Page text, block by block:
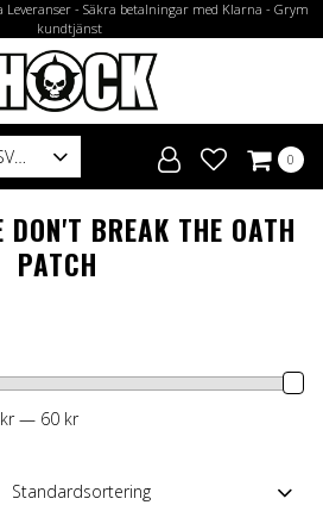
Leveranser - Säkra betalningar med Klarna - Grym
kundtjänst
SV 0
DON'T BREAK THE OATH
PATCH
— 60 kr